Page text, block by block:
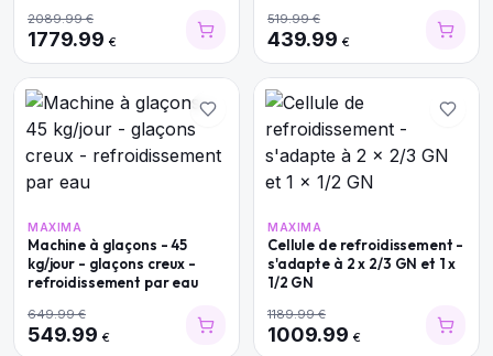
2089.99€
1779.99 €
519.99€
439.99 €
MAXIMA
Machine à glaçons - 45
kg/jour - glaçons creux -
refroidissement par eau
649.99€
549.99 €
MAXIMA
Cellule de refroidissement -
s'adapte à 2 x 2/3 GN et 1 x
1/2 GN
1189.99€
1009.99 €